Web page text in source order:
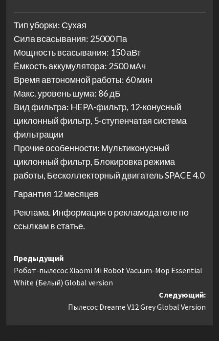
Тип уборки: Сухая
Сила всасывания: 25000 Па
Мощность всасывания: 150 аВт
Ёмкость аккумулятора: 2500 мАч
Время автономной работы: 60 мин
Макс. уровень шума: 86 дБ
Вид фильтра: HEPA-фильтр, 12-конусный
циклонный фильтр, 5-ступенчатая система
фильтрации
Прочие особенности: Мультиконусный
циклонный фильтр, Блокировка режима
работы, Бесколлекторный двигатель SPACE 4.0
Гарантия 12 месяцев
Реклама. Информация о рекламодателе по
ссылкам в статье.
Навигация
записи
Предыдущий
Робот-пылесос Xiaomi Mi Robot Vacuum-Mop Essential
White (Белый) Global version
Следующий:
Пылесос Dreame V12 Grey Global Version